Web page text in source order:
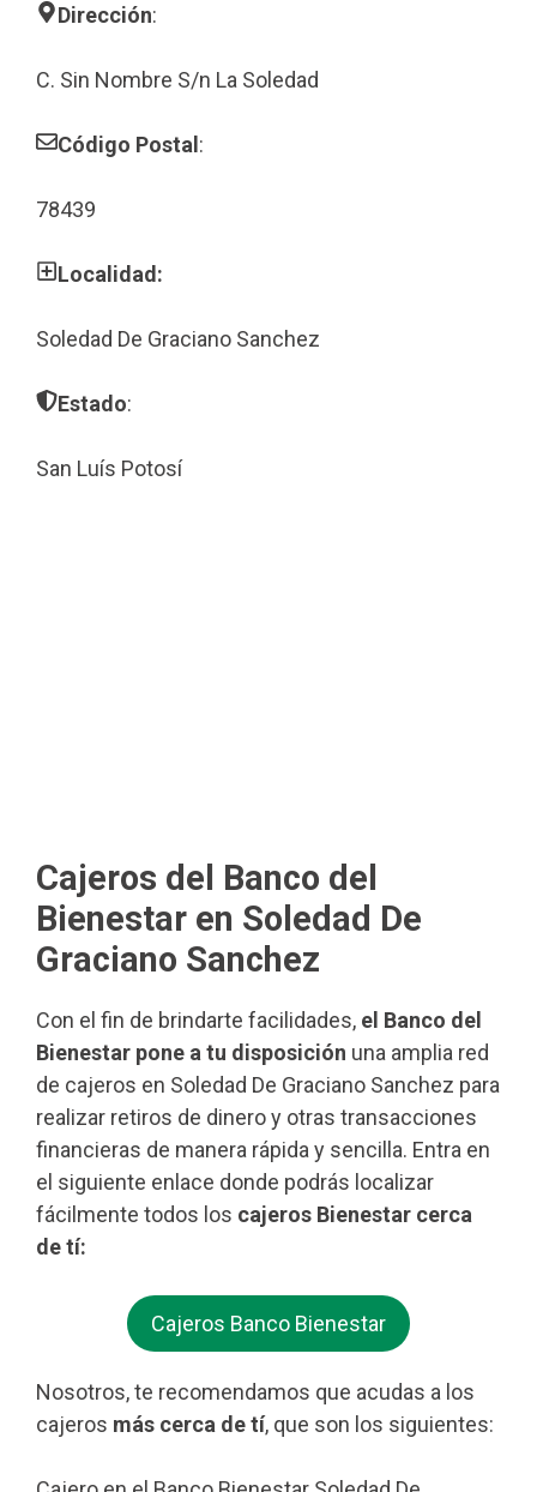
Dirección:
C. Sin Nombre S/n La Soledad
Código Postal:
78439
Localidad:
Soledad De Graciano Sanchez
Estado:
San Luís Potosí
Cajeros del Banco del
Bienestar en Soledad De
Graciano Sanchez
Con el fin de brindarte facilidades, el Banco del
Bienestar pone a tu disposición una amplia red
de cajeros en Soledad De Graciano Sanchez para
realizar retiros de dinero y otras transacciones
financieras de manera rápida y sencilla. Entra en
el siguiente enlace donde podrás localizar
fácilmente todos los cajeros Bienestar cerca
de tí:
Cajeros Banco Bienestar
Nosotros, te recomendamos que acudas a los
cajeros más cerca de tí, que son los siguientes: